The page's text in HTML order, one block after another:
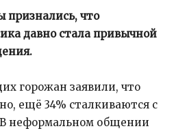
что
давно стала привычной
горожан заявили, что
ещё 34% сталкиваются с
неформальном общении